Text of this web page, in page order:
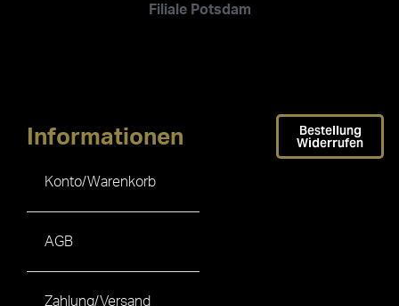
Filiale Potsdam
Informationen
Konto/Warenkorb
AGB
Zahlung/Versand
Bestellung
Widerrufen